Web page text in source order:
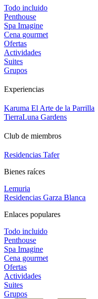
Todo incluido
Penthouse
Spa Imagine
Cena gourmet
Ofertas
Actividades
Suites
Grupos
Experiencias
Karuma El Arte de la Parrilla
TierraLuna Gardens
Club de miembros
Residencias Tafer
Bienes raíces
Lemuria
Residencias Garza Blanca
Enlaces populares
Todo incluido
Penthouse
Spa Imagine
Cena gourmet
Ofertas
Actividades
Suites
Grupos